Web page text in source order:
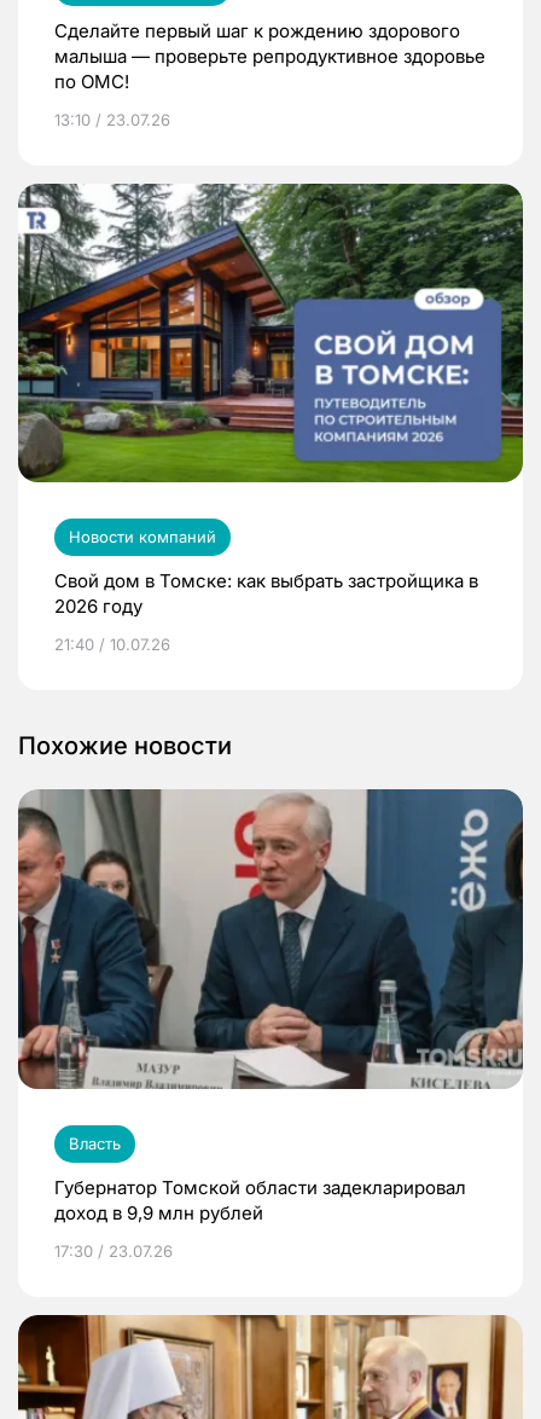
Сделайте первый шаг к рождению здорового
малыша — проверьте репродуктивное здоровье
по ОМС!
13:10 / 23.07.26
Новости компаний
Свой дом в Томске: как выбрать застройщика в
2026 году
21:40 / 10.07.26
Похожие новости
Власть
Губернатор Томской области задекларировал
доход в 9,9 млн рублей
17:30 / 23.07.26